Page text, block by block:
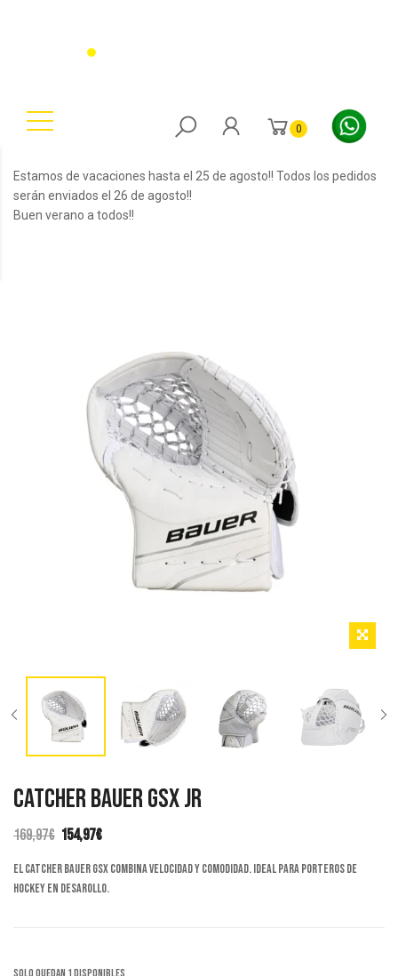
0
Estamos de vacaciones hasta el 25 de agosto!! Todos los pedidos
serán enviados el 26 de agosto!!
Buen verano a todos!!
Catcher Bauer GSX JR
169,97€
precio
original
154,97€
precio
actual
El catcher Bauer GSX combina velocidad y comodidad. Ideal para porteros de
hockey en desarollo.